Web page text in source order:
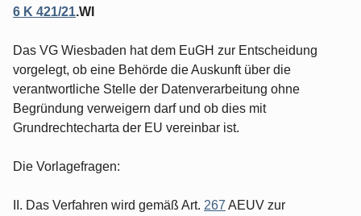
6 K 421/21.WI
Das VG Wiesbaden hat dem EuGH zur Entscheidung
vorgelegt, ob eine Behörde die Auskunft über die
verantwortliche Stelle der Datenverarbeitung ohne
Begründung verweigern darf und ob dies mit
Grundrechtecharta der EU vereinbar ist.
Die Vorlagefragen:
II. Das Verfahren wird gemäß Art. 267 AEUV zur